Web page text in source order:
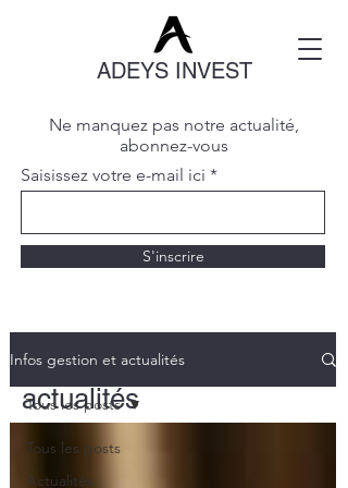
ADEYS INVEST
Ne manquez pas notre actualité,
abonnez-vous
Saisissez votre e-mail ici
S'inscrire
Infos gestion et
actualités
Notre cabinet suit toutes les
évolutions réglementaires et les
Infos gestion et actualités
Tous les posts
Actualités
Tous les posts